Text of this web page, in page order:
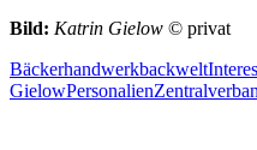
Bild: Katrin Gielow © privat
Bäckerhandwerkbackwelt
GielowPersonalien